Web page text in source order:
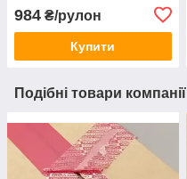
984 ₴/рулон
Купити
Подібні товари компанії